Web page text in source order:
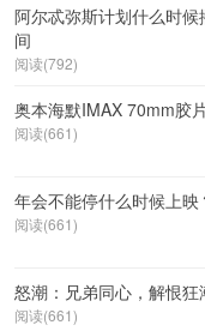
阿尔忒弥斯计划什么时
间
阅读(792)
奥本海默IMAX 70mm胶
阅读(661)
年会不能停什么时候上
阅读(661)
怒潮：兄弟同心，解恨
阅读(661)